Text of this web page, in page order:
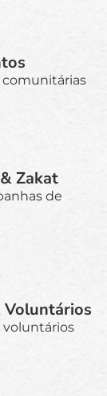
comunitárias
Zakat
de
Voluntários
voluntários